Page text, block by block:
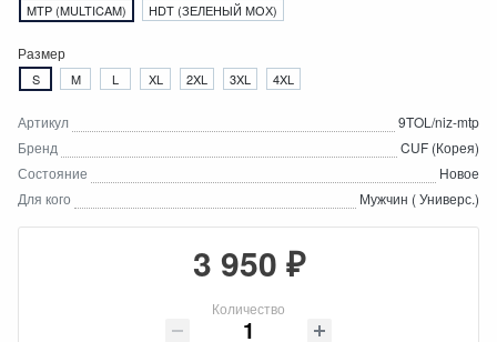
MTP (MULTICAM) HDT (ЗЕЛЕНЫЙ МОХ)
Размер
S M L XL 2XL 3XL 4XL
Артикул
9TOL/niz-mtp
Бренд
CUF (Корея)
Состояние
Новое
Для кого
Мужчин ( Универс.)
3 950 ₽
Количество